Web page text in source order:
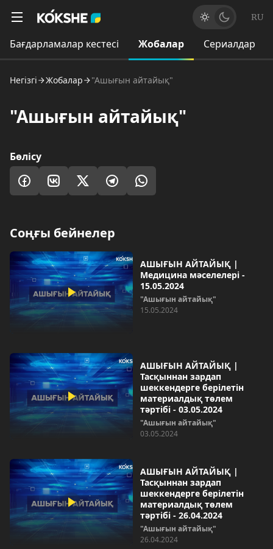
RU
Бағдарламалар кестесі Жобалар Сериалдар
Негізгі Жобалар "Ашығын айтайық"
"Ашығын айтайық"
Бөлісу
Соңғы бейнелер
АШЫҒЫН АЙТАЙЫҚ |
Медицина мәселелері -
15.05.2024
"Ашығын айтайық"
15.05.2024
АШЫҒЫН АЙТАЙЫҚ |
Тасқыннан зардап
шеккендерге берілетін
материалдық төлем
тәртібі - 03.05.2024
"Ашығын айтайық"
03.05.2024
АШЫҒЫН АЙТАЙЫҚ |
Тасқыннан зардап
шеккендерге берілетін
материалдық төлем
тәртібі - 26.04.2024
"Ашығын айтайық"
26.04.2024